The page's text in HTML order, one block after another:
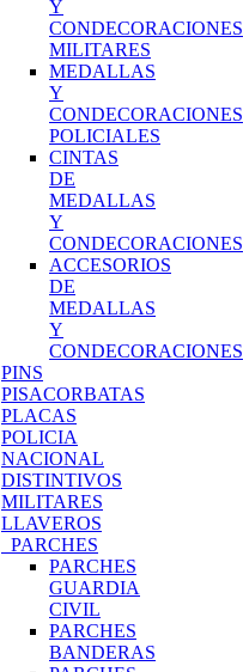
Y
CONDECORACIONES
MILITARES
MEDALLAS
Y
CONDECORACIONES
POLICIALES
CINTAS
DE
MEDALLAS
Y
CONDECORACIONES
ACCESORIOS
DE
MEDALLAS
Y
CONDECORACIONES
PINS
PISACORBATAS
PLACAS
POLICIA
NACIONAL
DISTINTIVOS
MILITARES
LLAVEROS
PARCHES
PARCHES
GUARDIA
CIVIL
PARCHES
BANDERAS